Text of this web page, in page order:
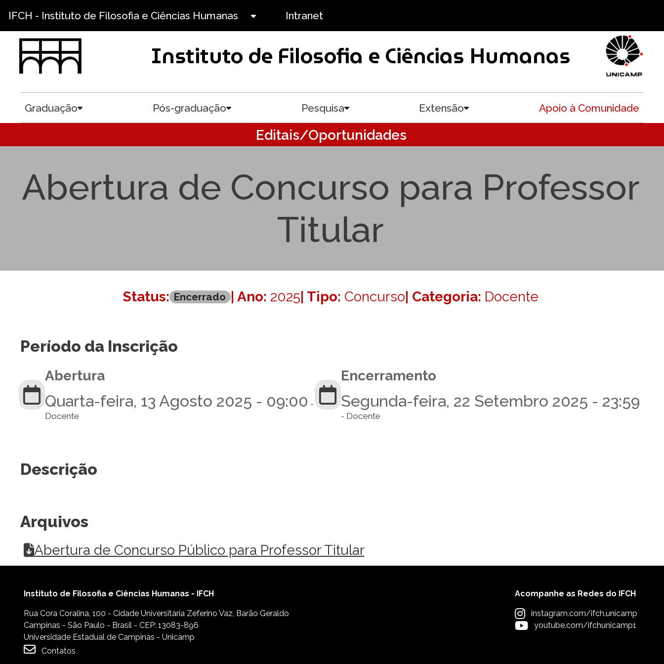
IFCH - Instituto de Filosofia e Ciências Humanas Intranet
Instituto de Filosofia e Ciências Humanas
Graduação Pós-graduação Pesquisa Extensão Apoio à Comunidade
Editais/Oportunidades
Abertura de Concurso para Professor
Titular
Status: Encerrado | Ano: 2025| Tipo: Concurso| Categoria: Docente
Período da Inscrição
Abertura
Quarta-feira, 13 Agosto 2025 - 09:00 -
Docente
Encerramento
Segunda-feira, 22 Setembro 2025 - 23:59
- Docente
Descrição
Arquivos
Abertura de Concurso Público para Professor Titular
Instituto de Filosofia e Ciências Humanas - IFCH
Rua Cora Coralina, 100 - Cidade Universitária Zeferino Vaz, Barão Geraldo
Campinas - São Paulo - Brasil - CEP: 13083-896
Universidade Estadual de Campinas - Unicamp
Contatos
Acompanhe as Redes do IFCH
instagram.com/ifch.unicamp
youtube.com/ifchunicamp1